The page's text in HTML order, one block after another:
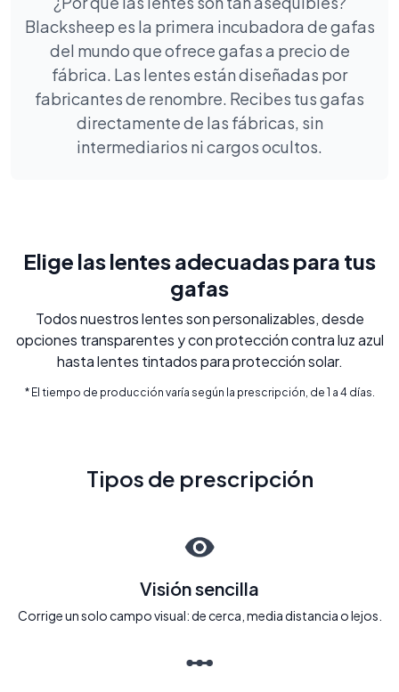
Blacksheep es la primera incubadora de gafas
del mundo que ofrece gafas a precio de
fábrica. Las lentes están diseñadas por
fabricantes de renombre. Recibes tus gafas
directamente de las fábricas, sin
intermediarios ni cargos ocultos.
Elige las lentes adecuadas para tus
gafas
Todos nuestros lentes son personalizables, desde
opciones transparentes y con protección contra luz azul
hasta lentes tintados para protección solar.
* El tiempo de producción varía según la prescripción, de 1 a 4 días.
Tipos de prescripción
Visión sencilla
Corrige un solo campo visual: de cerca, media distancia o lejos.